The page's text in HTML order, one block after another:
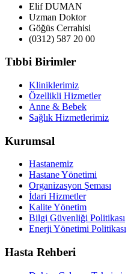
Elif DUMAN
Uzman Doktor
Göğüs Cerrahisi
(0312) 587 20 00
Tıbbi Birimler
Kliniklerimiz
Özellikli Hizmetler
Anne & Bebek
Sağlık Hizmetlerimiz
Kurumsal
Hastanemiz
Hastane Yönetimi
Organizasyon Şeması
İdari Hizmetler
Kalite Yönetim
Bilgi Güvenliği Politikası
Enerji Yönetimi Politikası
Hasta Rehberi